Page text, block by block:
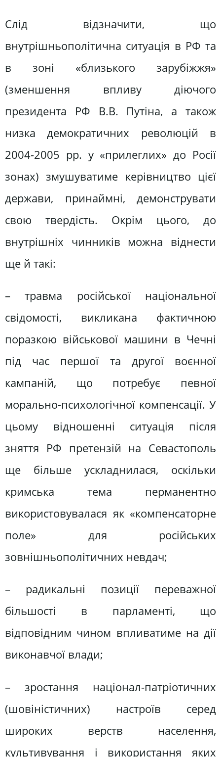
Слід відзначити, що
внутрішньополітична ситуація в РФ та
в зоні «близького зарубіжжя»
(зменшення впливу діючого
президента РФ В.В. Путіна, а також
низка демократичних революцій в
2004-2005 рр. у «прилеглих» до Росії
зонах) змушуватиме керівництво цієї
держави, принаймні, демонструвати
свою твердість. Окрім цього, до
внутрішніх чинників можна віднести
ще й такі:
– травма російської національної
свідомості, викликана фактичною
поразкою військової машини в Чечні
під час першої та другої воєнної
кампаній, що потребує певної
морально-психологічної компенсації. У
цьому відношенні ситуація після
зняття РФ претензій на Севастополь
ще більше ускладнилася, оскільки
кримська тема перманентно
використовувалася як «компенсаторне
поле» для російських
зовнішньополітичних невдач;
– радикальні позиції переважної
більшості в парламенті, що
відповідним чином впливатиме на дії
виконавчої влади;
– зростання націонал-патріотичних
(шовіністичних) настроїв серед
широких верств населення,
культивування і використання яких